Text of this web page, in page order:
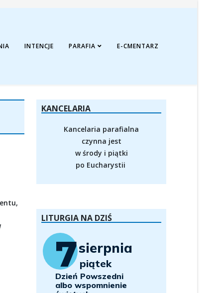
INTENCJE PARAFIA E-CMENTARZ
KANCELARIA
Kancelaria parafialna
czynna jest
w środy i piątki
po Eucharystii
LITURGIA NA DZIŚ